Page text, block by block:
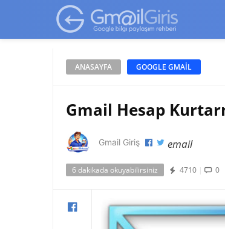
google-site-
ANASAYFA GOOGLE GMAIL
Gmail Hesap
Gmail Giriş email
6 dakikada okuyabilirsiniz 4710 | 0